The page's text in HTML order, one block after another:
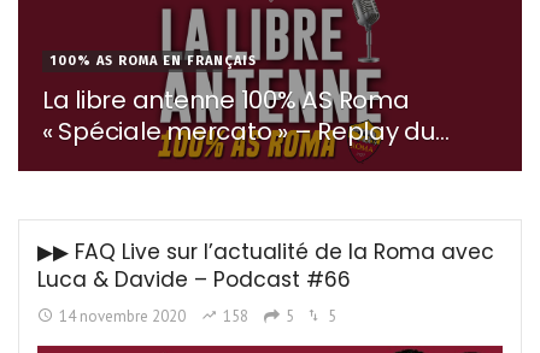
100% AS ROMA EN FRANÇAIS
La libre antenne 100% AS Roma
« Spéciale mercato » – Replay du
11/07/2022
▶︎▶︎ FAQ Live sur l’actualité de la Roma avec
Luca & Davide – Podcast #66
14 novembre 2020 158 5 5